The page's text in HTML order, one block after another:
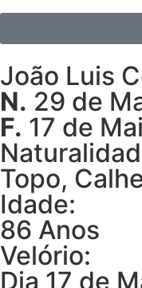
João Luis
N. 29 de
F. 17 de
Topo,
Idade:
86 Anos
Velório:
Dia 17 de